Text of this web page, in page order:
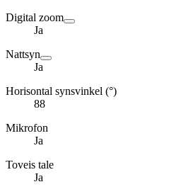
Digital zoom
Ja
Nattsyn
Ja
Horisontal synsvinkel (°)
88
Mikrofon
Ja
Toveis tale
Ja